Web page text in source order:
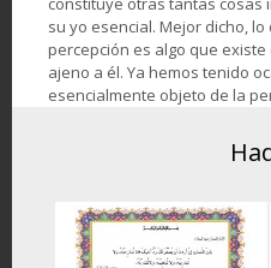
su yo esencial. Mejor dicho,
percepción es algo que existe
ajeno a él. Ya hemos tenido
esencialmente objeto de la